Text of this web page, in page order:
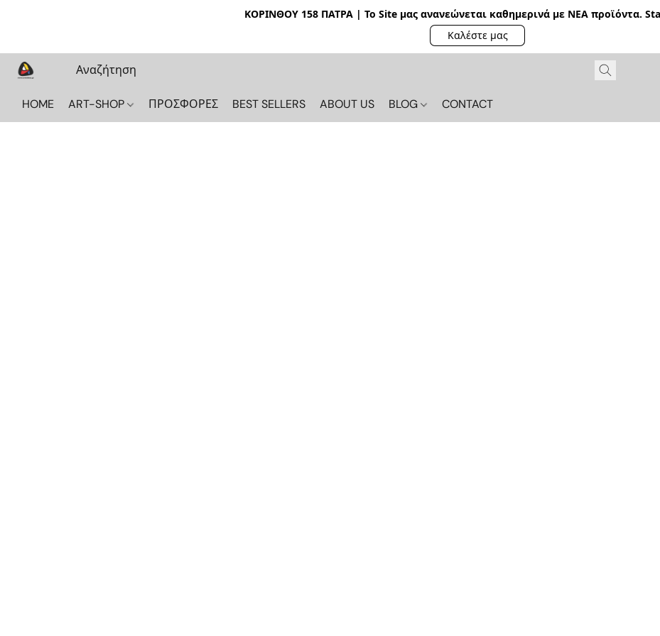
ΚΟΡΙΝΘΟΥ 158 ΠΑΤΡΑ | Το Site μας ανανεώνεται καθημερινά με ΝΕΑ προϊόντα.
Καλέστε μας
HOME ART-SHOP ΠΡΟΣΦΟΡΕΣ BEST SELLERS ABOUT US BLOG CONTACT